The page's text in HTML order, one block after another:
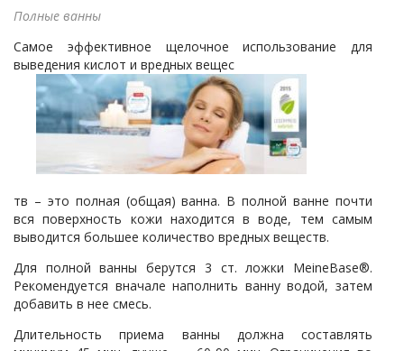
Полные ванны
Самое эффективное щелочное использование для
выведения кислот и вредных вещес
тв – это полная (общая) ванна. В полной ванне почти
вся поверхность кожи находится в воде, тем самым
выводится большее количество вредных веществ.
Для полной ванны берутся 3 ст. ложки MeineBase®.
Рекомендуется вначале наполнить ванну водой, затем
добавить в нее смесь.
Длительность приема ванны должна составлять